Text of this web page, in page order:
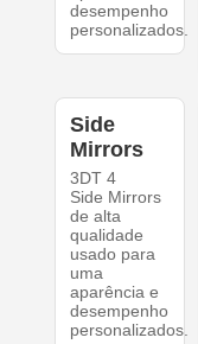
desempenho
personalizados.
Side
Mirrors
3DT 4
Side Mirrors
de alta
qualidade
usado para
uma
aparência e
desempenho
personalizados.